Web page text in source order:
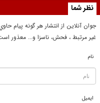
نظر شما
جوان آنلاين از انتشار هر گونه پيام
غير مرتبط ، فحش، ناسزا و... معذور
نام
ایمیل